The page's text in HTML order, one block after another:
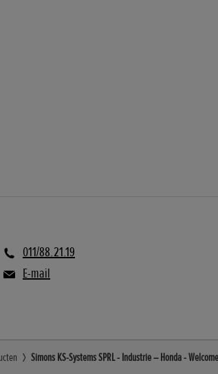
011/88.21.19
E-mail
Simons KS-Systems SPRL - Industrie – Honda -